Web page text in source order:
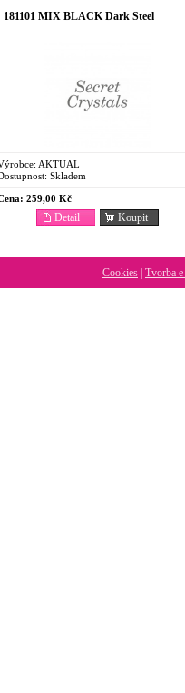
181101 MIX BLACK Dark Steel
AKTUAL
Skladem
259,00 Kč
Koupit
Detail
Cookies Tvorba